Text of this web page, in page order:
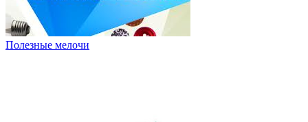
Полезные мелочи